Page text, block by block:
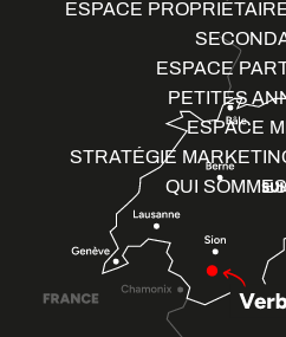
ESPACE
ESPACE
PETITES
ESPACE
STRATÉGIE
QUI